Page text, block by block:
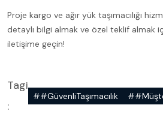
Proje kargo ve ağır yük taşımacılığı
detaylı bilgi almak ve özel teklif almak
iletişime geçin!
Tagi
:
##GüvenliTaşımacılık